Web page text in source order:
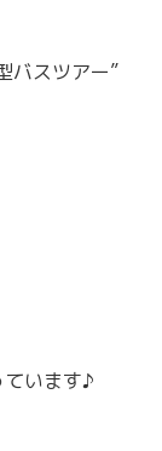
バスツアー”
います♪